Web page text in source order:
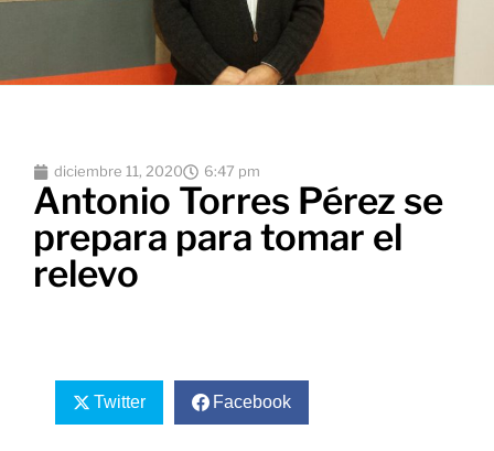
diciembre 11, 2020 6:47 pm
Antonio Torres Pérez se
prepara para tomar el
relevo
Twitter Facebook